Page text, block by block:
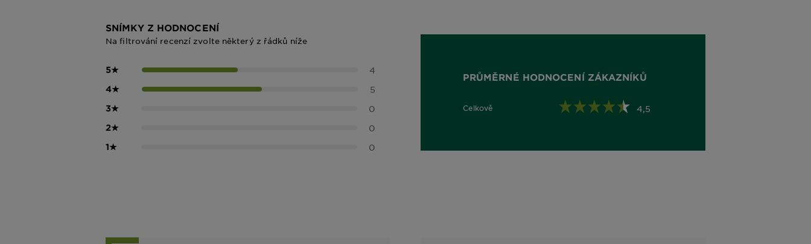
SNÍMKY Z HODNOCENÍ
Na filtrování recenzí zvolte některý z řádků níže
5★ 4
4★ 5
3★ 0
2★ 0
1★ 0
PRŮMĚRNÉ HODNOCENÍ ZÁKAZNÍKŮ
Celkově
4,5 out of 5 stars 4,5